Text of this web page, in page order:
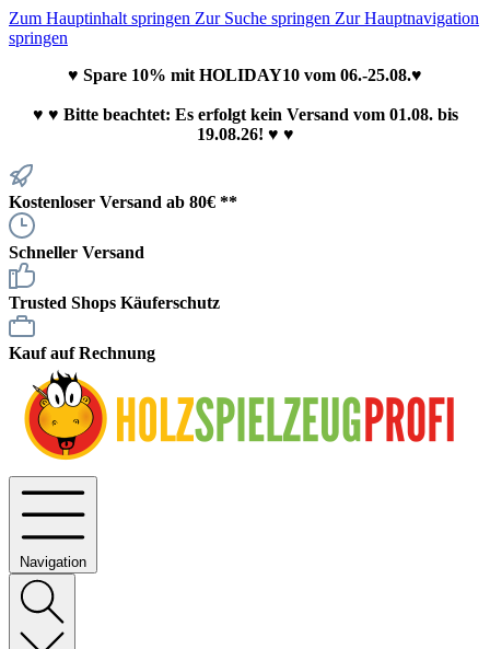
Zum Hauptinhalt springen Zur Suche springen Zur Hauptnavigation
springen
♥ Spare 10% mit HOLIDAY10 vom 06.-25.08.♥
♥ ♥ Bitte beachtet: Es erfolgt kein Versand vom 01.08. bis
19.08.26! ♥ ♥
Kostenloser Versand ab 80€ **
Schneller Versand
Trusted Shops Käuferschutz
Kauf auf Rechnung
Navigation